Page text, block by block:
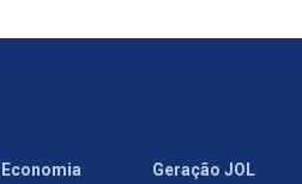
Economia
Geração JOL